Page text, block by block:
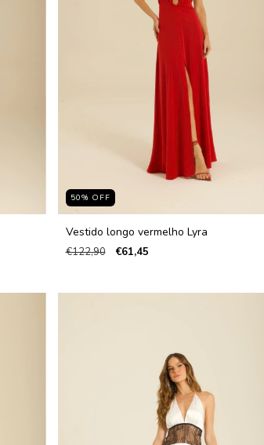
50% OFF
Vestido longo vermelho Lyra
€122,90 €61,45